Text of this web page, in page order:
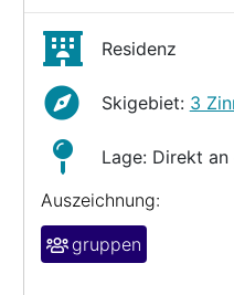
Residenz
Skigebiet: 3
Lage: Direkt
Auszeichnung:
gruppen